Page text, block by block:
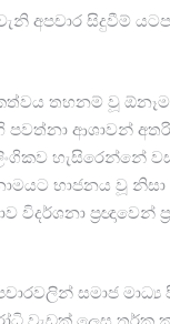
අපචාර සිදුවීම්
තහනම් වූ ඕනෑම
ආශාවන්
හැසිරෙන්නේ
භාජනය වූ
ප්‍රඥාවෙන්
සමාජ මාධ්‍ය